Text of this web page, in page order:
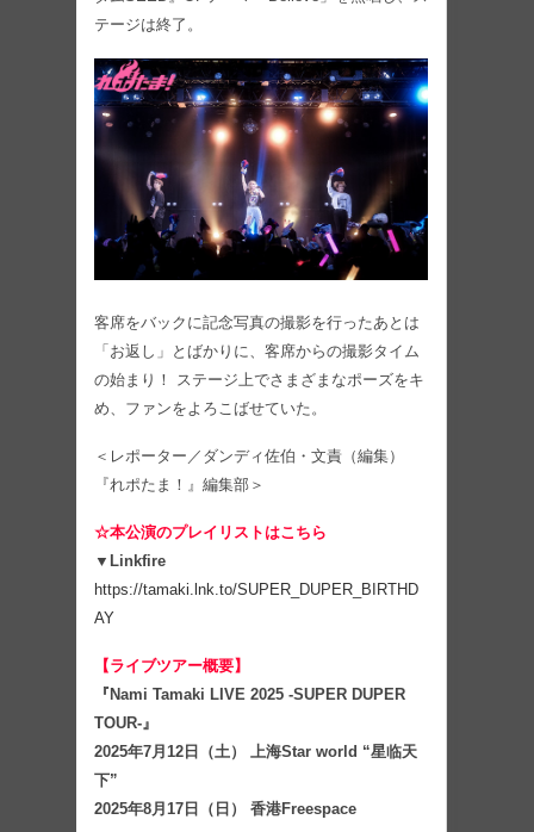
テージは終了。
客席をバックに記念写真の撮影を行ったあとは
「お返し」とばかりに、客席からの撮影タイム
の始まり！ ステージ上でさまざまなポーズをキ
め、ファンをよろこばせていた。
＜レポーター／ダンディ佐伯・文責（編集）
『れポたま！』編集部＞
☆本公演のプレイリストはこちら
▼Linkfire
https://tamaki.lnk.to/SUPER_DUPER_BIRTHD
AY
【ライブツアー概要】
『Nami Tamaki LIVE 2025 -SUPER DUPER
TOUR-』
2025年7月12日（土） 上海Star world “星临天
下”
2025年8月17日（日） 香港Freespace